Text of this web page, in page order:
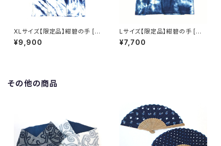
XLサイズ【限定品】紺碧の手 [天
然藍染 Tシャツ] 半袖 片側絞り
染め(左脇から裾) ※職人手染め
¥9,900
Lサイズ【限定品】紺碧の手 [天
然藍染 Tシャツ] 半袖 全体絞り
染め(左肩絞り無し)※職人手染
¥7,700
その他の商品